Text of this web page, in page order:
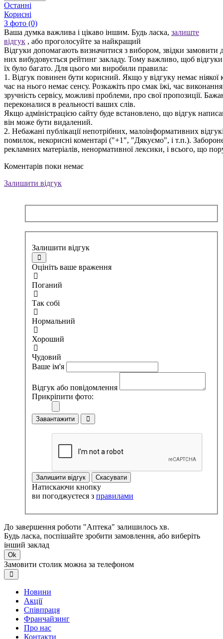
Останні
Корисні
З фото (0)
Ваша думка важлива і цікаво іншим. Будь ласка, залиште
відгук , або проголосуйте за найкращий
Відгуки допомагають визначитися з вибором, звідки замовити
них вибудовується рейтинг закладу. Тому важливо, щоб
їх було багато. Для цього ми виробили правила:
1. Відгук повинен бути корисний. Якщо у відгуку немає ніякої
час на нього немає сенсу. Розкажіть про смак їжі, час
зручність сервісу, можливі проблеми, про свої пропозиції.
переконалися в реальності ваших слів.
Якщо адміністрацією сайту буде встановлено, що відгук
він може бути видалений.
2. Небажані публікації непотрібних, малоінформативних
помилок, некорисні коментарі ("+1", "Дякуємо", і т.п.).
рекламних матеріалів, ненормативної лексики, і всього, що
Коментарів поки немає
Залишити відгук
Залишити відгук
Оцініть ваше враження
Поганий
Так собі
Нормальний
Хороший
Чудовий
Ваше ім'я
Відгук або повідомлення
Прикріпити фото:
Завантажити
Залишити відгук Скасувати
Натискаючи кнопку
ви погоджуєтеся з правилами
До завершення роботи "Аптека" залишилось хв.
Будь ласка, поспішайте зробити замовлення, або виберіть
інший заклад
Ok
Замовити столик можна за телефоном
Новини
Акції
Співпраця
Франчайзинг
Про нас
Контакти